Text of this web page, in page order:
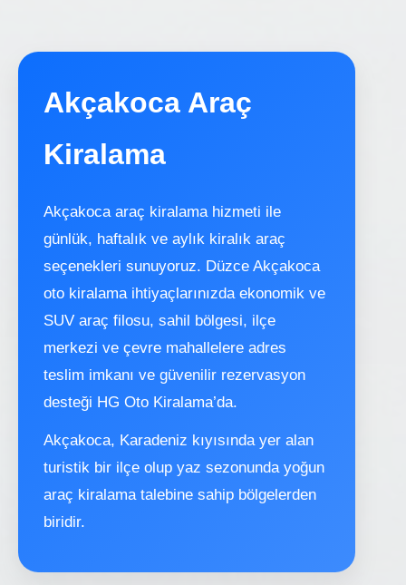
Akçakoca Araç
Kiralama
Akçakoca araç kiralama hizmeti ile
günlük, haftalık ve aylık kiralık araç
seçenekleri sunuyoruz. Düzce Akçakoca
oto kiralama ihtiyaçlarınızda ekonomik ve
SUV araç filosu, sahil bölgesi, ilçe
merkezi ve çevre mahallelere adres
teslim imkanı ve güvenilir rezervasyon
desteği HG Oto Kiralama’da.
Akçakoca, Karadeniz kıyısında yer alan
turistik bir ilçe olup yaz sezonunda yoğun
araç kiralama talebine sahip bölgelerden
biridir.